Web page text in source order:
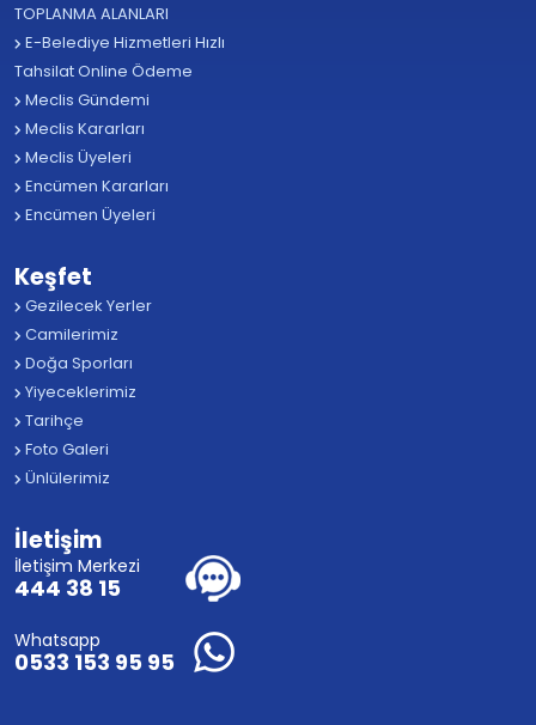
TOPLANMA ALANLARI
E-Belediye Hizmetleri Hızlı
Tahsilat Online Ödeme
Meclis Gündemi
Meclis Kararları
Meclis Üyeleri
Encümen Kararları
Encümen Üyeleri
Keşfet
Gezilecek Yerler
Camilerimiz
Doğa Sporları
Yiyeceklerimiz
Tarihçe
Foto Galeri
Ünlülerimiz
İletişim
İletişim Merkezi
444 38 15
Whatsapp
0533 153 95 95